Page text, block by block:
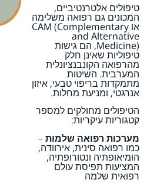
טיפולים אלטרנטיביים,
המכונים גם רפואה משלימה
או CAM (Complementary
and Alternative
Medicine), הם גישות
טיפוליות שאינן חלק
מהרפואה הקונבנציונלית
המערבית. השיטות
מתמקדות בריפוי טבעי, איזון
אנרגטי, ומניעת מחלות.
הטיפולים מחולקים למספר
קטגוריות עיקריות:
מערכות רפואה שלמות–
כמו רפואה סינית, אירוודה,
הומיאופתיה ונטורופתיה,
המציעות תפיסת עולם
רפואית שלמה